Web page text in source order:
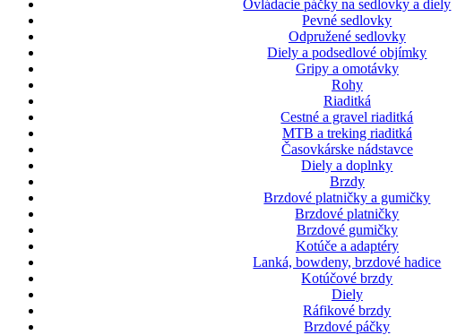
Ovládacie páčky na sedlovky a diely
Pevné sedlovky
Odpružené sedlovky
Diely a podsedlové objímky
Gripy a omotávky
Rohy
Riaditká
Cestné a gravel riaditká
MTB a treking riaditká
Časovkárske nádstavce
Diely a doplnky
Brzdy
Brzdové platničky a gumičky
Brzdové platničky
Brzdové gumičky
Kotúče a adaptéry
Lanká, bowdeny, brzdové hadice
Kotúčové brzdy
Diely
Ráfikové brzdy
Brzdové páčky